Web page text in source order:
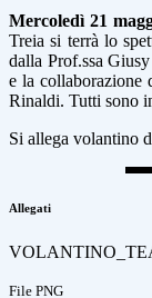
Mercoledì 21
Treia si terrà lo
dalla Prof.ssa
e la collaborazione
Rinaldi. Tutti sono
Si allega volantino
Allegati
File PNG